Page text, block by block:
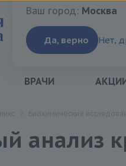
Ваш город:Москва
Ваш город: Москва
Да, верно Нет,
ВРАЧИ
анализ